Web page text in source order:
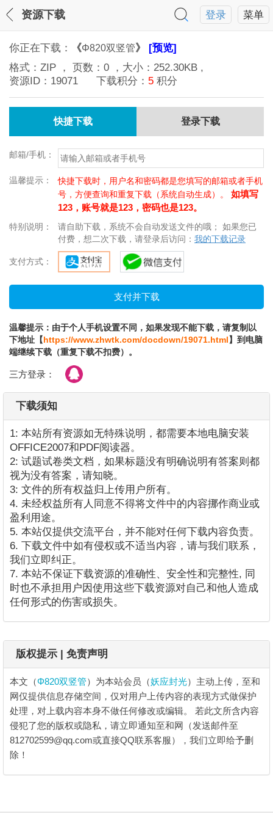
菜单
登录
资源下载
你正在下载： 《Φ820双竖管》 [预览]
格式： ZIP ， 页数： 0 ，大小： 252.30KB ,
资源ID： 19071 下载积分： 5 积分
快捷下载 登录下载
邮箱/手机：
温馨提示：
快捷下载时，用户名和密码都是您填写的邮箱或者手机
号，方便查询和重复下载（系统自动生成）。 如填写
123，账号就是123，密码也是123。
特别说明：
请自助下载，系统不会自动发送文件的哦； 如果您已
付费，想二次下载，请登录后访问： 我的下载记录
支付方式：
温馨提示：由于个人手机设置不同，如果发现不能下载，请复制以
下地址【https://www.zhwtk.com/docdown/19071.html】到电脑
端继续下载（重复下载不扣费）。
三方登录：
下载须知
1: 本站所有资源如无特殊说明，都需要本地电脑安装
OFFICE2007和PDF阅读器。
2: 试题试卷类文档，如果标题没有明确说明有答案则都
视为没有答案，请知晓。
3: 文件的所有权益归上传用户所有。
4. 未经权益所有人同意不得将文件中的内容挪作商业或
盈利用途。
5. 本站仅提供交流平台，并不能对任何下载内容负责。
6. 下载文件中如有侵权或不适当内容，请与我们联系，
我们立即纠正。
7. 本站不保证下载资源的准确性、安全性和完整性, 同
时也不承担用户因使用这些下载资源对自己和他人造成
任何形式的伤害或损失。
版权提示 | 免责声明
本文（Φ820双竖管）为本站会员（妖应封光）主动上传，至和
网仅提供信息存储空间，仅对用户上传内容的表现方式做保护
处理，对上载内容本身不做任何修改或编辑。 若此文所含内容
侵犯了您的版权或隐私，请立即通知至和网（发送邮件至
812702599@qq.com或直接QQ联系客服），我们立即给予删
除！